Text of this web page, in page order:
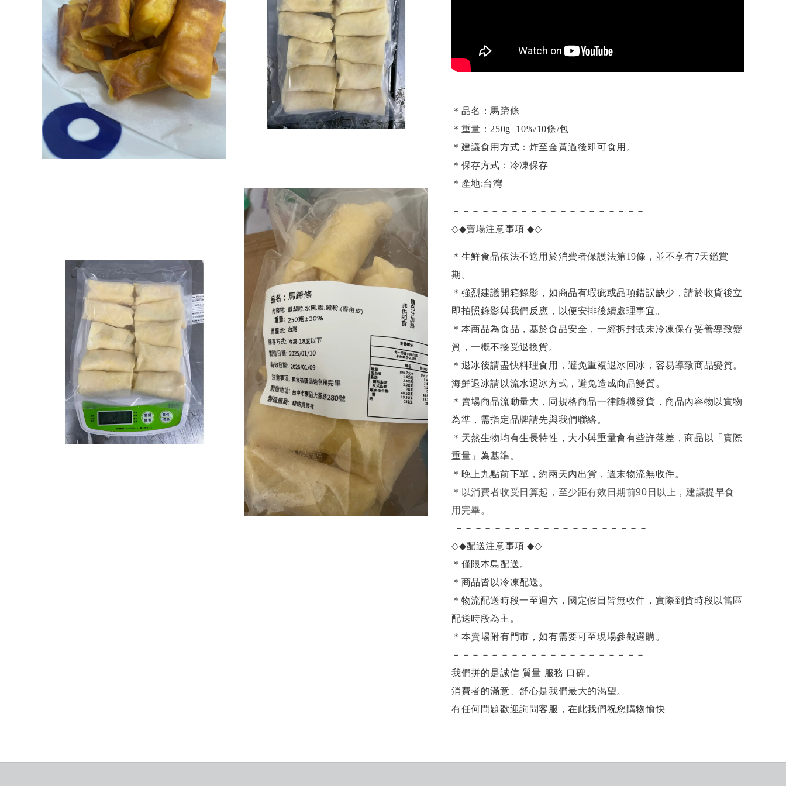
＊品名：馬蹄條
＊重量：250g±10%/10條/包
＊建議食用方式：炸至金黃過後即可食用。
＊保存方式：冷凍保存
＊產地:台灣
－－－－－－－－－－－－－－－－－－－－
◇◆賣場注意事項◆◇
＊生鮮食品依法不適用於消費者保護法第19條，並不享有7天鑑賞
期。
＊強烈建議開箱錄影，如商品有瑕疵或品項錯誤缺少，請於收貨後立
即拍照錄影與我們反應，以便安排後續處理事宜。
＊本商品為食品，基於食品安全，一經拆封或未冷凍保存妥善導致變
質，一概不接受退換貨。
＊退冰後請盡快料理食用，避免重複退冰回冰，容易導致商品變質。
海鮮退冰請以流水退冰方式，避免造成商品變質。
＊賣場商品流動量大，同規格商品一律隨機發貨，商品內容物以實物
為準，需指定品牌請先與我們聯絡。
＊天然生物均有生長特性，大小與重量會有些許落差，商品以「實際
重量」為基準。
＊晚上九點前下單，約兩天內出貨，週末物流無收件。
＊ 以消費者收受日算起，至少距有效日期前90日以上，建議提早食
用完畢。
－－－－－－－－－－－－－－－－－－－－
◇◆配送注意事項◆◇
＊僅限本島配送。
＊商品皆以冷凍配送。
＊物流配送時段一至週六，國定假日皆無收件，實際到貨時段以當區
配送時段為主。
＊本賣場附有門市，如有需要可至現場參觀選購。
－－－－－－－－－－－－－－－－－－－－
我們拼的是誠信 質量 服務 口碑。
消費者的滿意、舒心是我們最大的渴望。
有任何問題歡迎詢問客服，在此我們祝您購物愉快